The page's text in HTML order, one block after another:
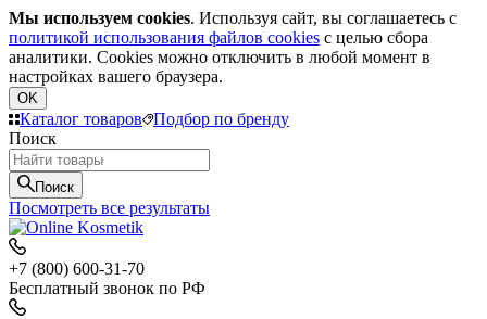
Мы используем cookies. Используя сайт, вы соглашаетесь с
политикой использования файлов cookies с целью сбора
аналитики. Cookies можно отключить в любой момент в
настройках вашего браузера.
OK
Каталог товаров
Подбор по бренду
Поиск
Поиск
Посмотреть все результаты
+7 (800) 600-31-70
Бесплатный звонок по РФ